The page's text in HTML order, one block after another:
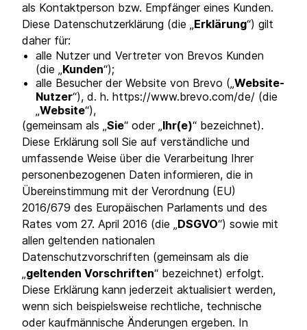
als Kontaktperson bzw. Empfänger eines Kunden.
Diese Datenschutzerklärung (die „Erklärung“) gilt
daher für:
alle Nutzer und Vertreter von Brevos Kunden
(die „Kunden“);
alle Besucher der Website von Brevo („Website-
Nutzer“), d. h. https://www.brevo.com/de/ (die
„Website“),
(gemeinsam als „Sie“ oder „Ihr(e)“ bezeichnet).
Diese Erklärung soll Sie auf verständliche und
umfassende Weise über die Verarbeitung Ihrer
personenbezogenen Daten informieren, die in
Übereinstimmung mit der Verordnung (EU)
2016/679 des Europäischen Parlaments und des
Rates vom 27. April 2016 (die „DSGVO“) sowie mit
allen geltenden nationalen
Datenschutzvorschriften (gemeinsam als die
„geltenden Vorschriften“ bezeichnet) erfolgt.
Diese Erklärung kann jederzeit aktualisiert werden,
wenn sich beispielsweise rechtliche, technische
oder kaufmännische Änderungen ergeben. In